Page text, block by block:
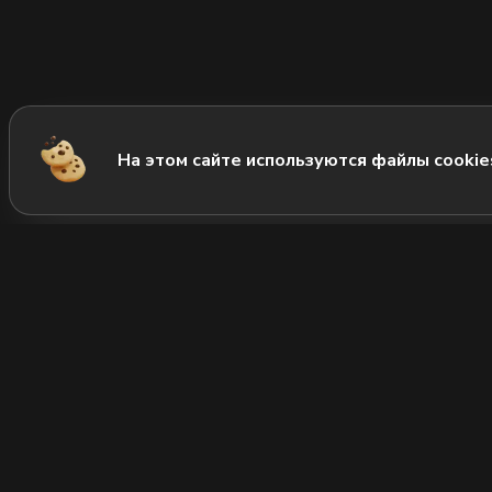
На этом сайте используются файлы